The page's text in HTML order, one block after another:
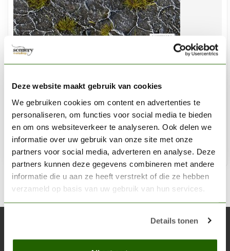
Deze website maakt gebruik van cookies
We gebruiken cookies om content en advertenties te
personaliseren, om functies voor social media te bieden
en om ons websiteverkeer te analyseren. Ook delen we
informatie over uw gebruik van onze site met onze
partners voor social media, adverteren en analyse. Deze
partners kunnen deze gegevens combineren met andere
informatie die u aan ze heeft verstrekt of die ze hebben
verzameld op basis van uw gebruik van hun services.
Details tonen
Tiny Tufts Dark Moss 2mm - GGTT-DM
€7,40
Op voorraad
Blijf op de hoogte over onze laatste acties